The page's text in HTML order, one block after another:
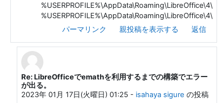
パーマリンク
親投稿を表示する 返信
大熊 一弘 への返信
Re: LibreOfficeでemathを利用するまでの構築でエラー
が出る。
2023年 01月 17日(火曜日) 01:25 - isahaya sigure の投稿